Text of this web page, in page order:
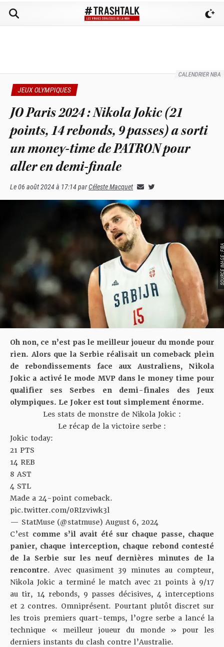
CALENDRIER NBA
JEUX OLYMPIQUES
JO Paris 2024 : Nikola Jokic (21
points, 14 rebonds, 9 passes) a sorti
un money-time de PATRON pour
aller en demi-finale
Le06 août 2024 à 17:14parCéleste Macquet
SOURCE
Oh non, ce n’est pas le meilleur joueur du monde pour
rien. Alors que la Serbie réalisait un comeback plein
de rebondissements face aux Australiens, Nikola
Jokic a activé le mode MVP dans le money time pour
qualifier ses Serbes en demi-finales des Jeux
olympiques. Le Joker est tout simplement énorme.
Les stats de monstre de Nikola Jokic :
Le récap de la victoire serbe :
Jokic today:
21 PTS
14 REB
8 AST
4 STL
Made a 24-point comeback.
pic.twitter.com/0RIzviwk3l
— StatMuse (@statmuse) August 6, 2024
C’est comme s’il avait été sur chaque passe, chaque
panier, chaque interception, chaque rebond contesté
de la Serbie sur les neuf dernières minutes de la
rencontre. Avec quasiment 39 minutes au compteur,
Nikola Jokic a terminé le match avec 21 points à 9/17
au tir, 14 rebonds, 9 passes décisives, 4 interceptions
et 2 contres. Omniprésent. Pourtant plutôt discret sur
les trois premiers quart-temps, l’ogre serbe a lancé la
technique « meilleur joueur du monde » pour les
derniers instants du clash contre l’Australie.